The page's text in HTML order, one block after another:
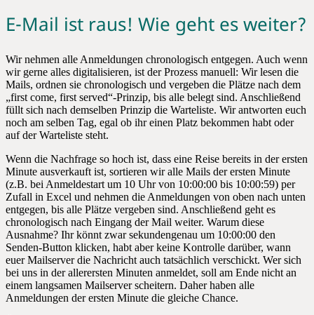
E-Mail ist raus! Wie geht es weiter?
Wir nehmen alle Anmeldungen chronologisch entgegen. Auch wenn
wir gerne alles digitalisieren, ist der Prozess manuell: Wir lesen die
Mails, ordnen sie chronologisch und vergeben die Plätze nach dem
„first come, first served“-Prinzip, bis alle belegt sind. Anschließend
füllt sich nach demselben Prinzip die Warteliste. Wir antworten euch
noch am selben Tag, egal ob ihr einen Platz bekommen habt oder
auf der Warteliste steht.
Wenn die Nachfrage so hoch ist, dass eine Reise bereits in der ersten
Minute ausverkauft ist, sortieren wir alle Mails der ersten Minute
(z.B. bei Anmeldestart um 10 Uhr von 10:00:00 bis 10:00:59) per
Zufall in Excel und nehmen die Anmeldungen von oben nach unten
entgegen, bis alle Plätze vergeben sind. Anschließend geht es
chronologisch nach Eingang der Mail weiter. Warum diese
Ausnahme? Ihr könnt zwar sekundengenau um 10:00:00 den
Senden-Button klicken, habt aber keine Kontrolle darüber, wann
euer Mailserver die Nachricht auch tatsächlich verschickt. Wer sich
bei uns in der allerersten Minuten anmeldet, soll am Ende nicht an
einem langsamen Mailserver scheitern. Daher haben alle
Anmeldungen der ersten Minute die gleiche Chance.